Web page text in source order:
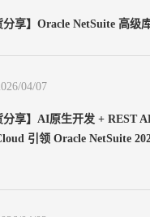
分享】Oracle NetSuite 高级
04/07
分享】AI原生开发 + REST
引领 Oracle NetSuite